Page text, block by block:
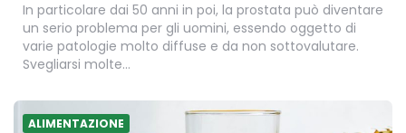
In particolare dai 50 anni in poi, la prostata può diventare
un serio problema per gli uomini, essendo oggetto di
varie patologie molto diffuse e da non sottovalutare.
Svegliarsi molte…
ALIMENTAZIONE